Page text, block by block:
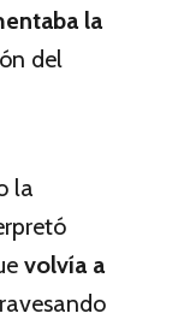
la
del
la
volvía a